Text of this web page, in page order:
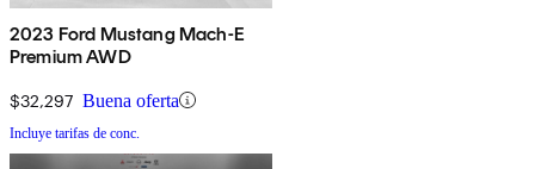
2023 Ford Mustang Mach-E
Premium AWD
$32,297 Buena oferta
Incluye tarifas de conc.